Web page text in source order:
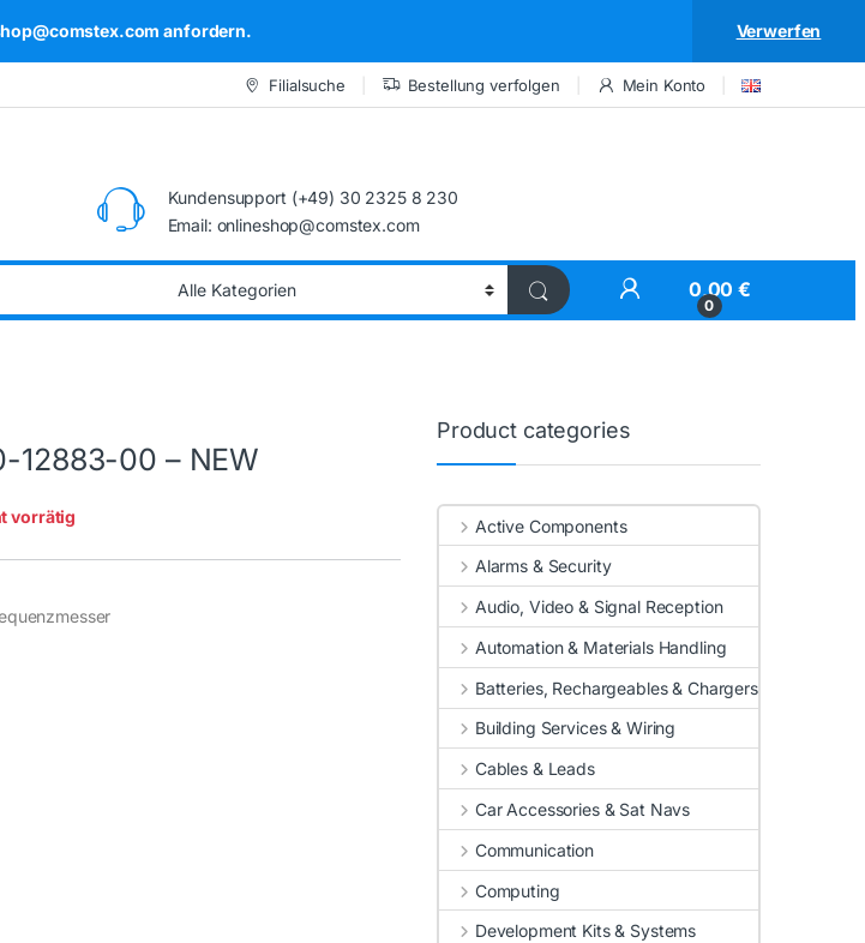
anfordern. Verwerfen
Filialsuche Bestellung verfolgen Mein Konto
Kundensupport (+49) 30 2325 8 230
Email: onlineshop@comstex.com
My Account
0
0,00€
12883-00 – NEW
vorrätig
Product categories
Active Components
Alarms & Security
Audio, Video & Signal Reception
Automation & Materials Handling
Batteries, Rechargeables & Chargers
Building Services & Wiring
Cables & Leads
Car Accessories & Sat Navs
Communication
Computing
Development Kits & Systems